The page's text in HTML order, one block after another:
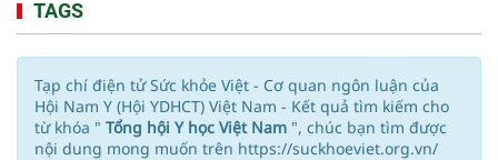
TAGS
Tạp chí điện tử Sức khỏe Việt - Cơ quan ngôn luận của
Hội Nam Y (Hội YDHCT) Việt Nam - Kết quả tìm kiếm cho
từ khóa " Tổng hội Y học Việt Nam ", chúc bạn tìm được
nội dung mong muốn trên https://suckhoeviet.org.vn/